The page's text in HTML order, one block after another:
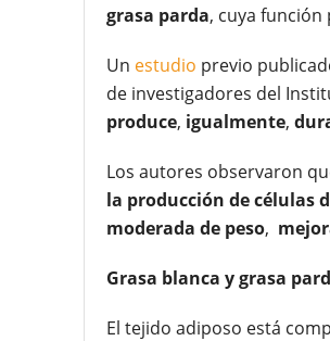
grasa parda, cuya
Un estudio previo
de investigadores del
produce, igualmente,
Los autores observaron
la producción de células
moderada de peso,
Grasa blanca y grasa
El tejido adiposo está